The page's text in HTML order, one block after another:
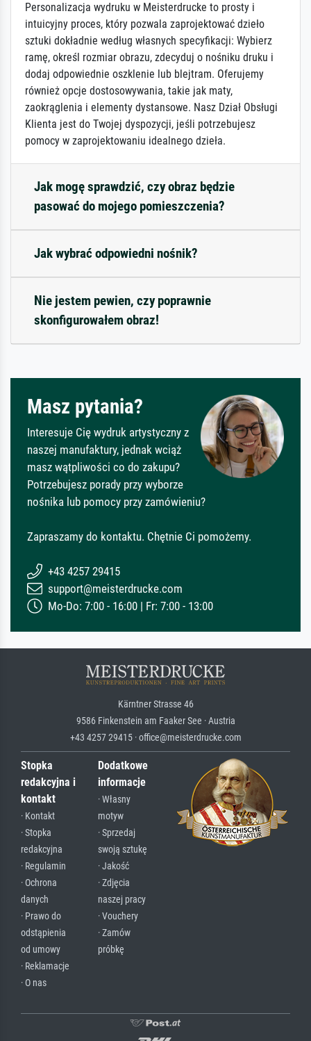
Personalizacja wydruku w Meisterdrucke to prosty i
intuicyjny proces, który pozwala zaprojektować dzieło
sztuki dokładnie według własnych specyfikacji: Wybierz
ramę, określ rozmiar obrazu, zdecyduj o nośniku druku i
dodaj odpowiednie oszklenie lub blejtram. Oferujemy
również opcje dostosowywania, takie jak maty,
zaokrąglenia i elementy dystansowe. Nasz Dział Obsługi
Klienta jest do Twojej dyspozycji, jeśli potrzebujesz
pomocy w zaprojektowaniu idealnego dzieła.
Jak mogę sprawdzić, czy obraz będzie
pasować do mojego pomieszczenia?
Jak wybrać odpowiedni nośnik?
Nie jestem pewien, czy poprawnie
skonfigurowałem obraz!
Masz pytania?
Interesuje Cię wydruk artystyczny z
naszej manufaktury, jednak wciąż
masz wątpliwości co do zakupu?
Potrzebujesz porady przy wyborze
nośnika lub pomocy przy zamówieniu?
Zapraszamy do kontaktu. Chętnie Ci pomożemy.
+43 4257 29415
support@meisterdrucke.com
Mo-Do: 7:00 - 16:00 | Fr: 7:00 - 13:00
Kärntner Strasse 46
9586 Finkenstein am Faaker See · Austria
+43 4257 29415 · office@meisterdrucke.com
Stopka
redakcyjna i
kontakt
· Kontakt
· Stopka
redakcyjna
· Regulamin
· Ochrona
danych
· Prawo do
odstąpienia
od umowy
· Reklamacje
· O nas
Dodatkowe
informacje
· Własny
motyw
· Sprzedaj
swoją sztukę
· Jakość
· Zdjęcia
naszej pracy
· Vouchery
· Zamów
próbkę